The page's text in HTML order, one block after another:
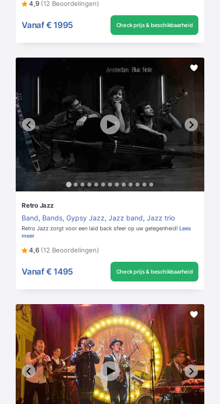
4,9 (12 Beoordelingen)
Vanaf € 1995 Check prijs & beschikbaarheid
Retro Jazz
Band, Bands, Gypsy Jazz, Jazz band, Jazz trio
Retro Jazz zorgt voor een laid back sfeer op uw gelegenheid! Lees
meer
4,6 (12 Beoordelingen)
Vanaf € 1495 Check prijs & beschikbaarheid